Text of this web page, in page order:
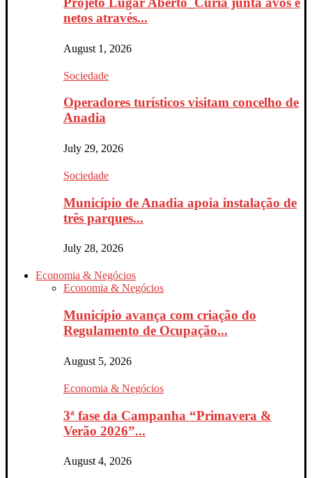
netos através...
August 1, 2026
Sociedade
Operadores turísticos visitam concelho de
Anadia
July 29, 2026
Sociedade
Município de Anadia apoia instalação de
três parques...
July 28, 2026
Economia & Negócios
Economia & Negócios
Município avança com criação do
Regulamento de Ocupação...
August 5, 2026
Economia & Negócios
3ª fase da Campanha “Primavera &
Verão 2026”...
August 4, 2026